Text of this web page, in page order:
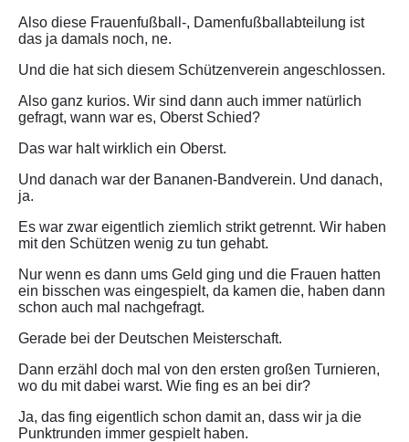
Also diese Frauenfußball-, Damenfußballabteilung ist
das ja damals noch, ne.
Und die hat sich diesem Schützenverein angeschlossen.
Also ganz kurios. Wir sind dann auch immer natürlich
gefragt, wann war es, Oberst Schied?
Das war halt wirklich ein Oberst.
Und danach war der Bananen-Bandverein. Und danach,
ja.
Es war zwar eigentlich ziemlich strikt getrennt. Wir haben
mit den Schützen wenig zu tun gehabt.
Nur wenn es dann ums Geld ging und die Frauen hatten
ein bisschen was eingespielt, da kamen die, haben dann
schon auch mal nachgefragt.
Gerade bei der Deutschen Meisterschaft.
Dann erzähl doch mal von den ersten großen Turnieren,
wo du mit dabei warst. Wie fing es an bei dir?
Ja, das fing eigentlich schon damit an, dass wir ja die
Punktrunden immer gespielt haben.